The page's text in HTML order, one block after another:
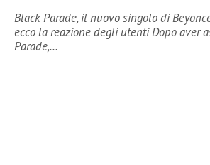
Black Parade, il nuovo singolo di
ecco la reazione degli utenti Dopo aver
Parade,…